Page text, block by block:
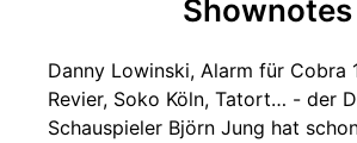
Shownotes
Danny Lowinski, Alarm für Cobra
Revier, Soko Köln, Tatort… - der
Schauspieler Björn Jung hat